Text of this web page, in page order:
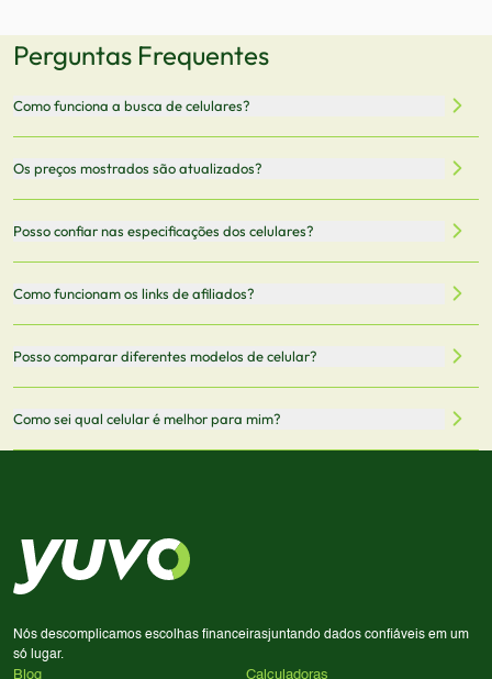
Perguntas Frequentes
Como funciona a busca de celulares?
armazenamento, memória RAM, bateria e conectividade
5G.
Os preços mostrados são atualizados?
vendedor antes de finalizar sua compra.
Posso confiar nas especificações dos celulares?
informações mais recentes de cada modelo.
Como funcionam os links de afiliados?
comissão sem custo adicional para você.
Posso comparar diferentes modelos de celular?
Sim! Você pode selecionar até 3 celulares para comparar
Como sei qual celular é melhor para mim?
processador e bateria são essenciais. Use nossos filtros
para encontrar o celular ideal.
Nós descomplicamos escolhas financeirasjuntando dados confiáveis em um
só lugar.
Blog Calculadoras